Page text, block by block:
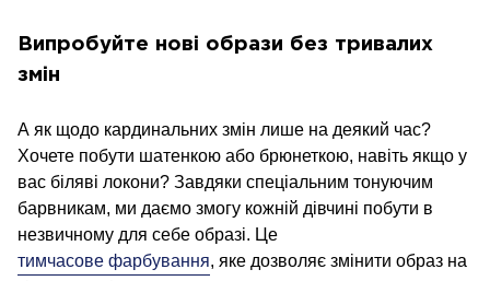
Випробуйте нові образи без тривалих
змін
А як щодо кардинальних змін лише на деякий час?
Хочете побути шатенкою або брюнеткою, навіть якщо у
вас біляві локони? Завдяки спеціальним тонуючим
барвникам, ми даємо змогу кожній дівчині побути в
незвичному для себе образі. Це
тимчасове фарбування, яке дозволяє змінити образ на